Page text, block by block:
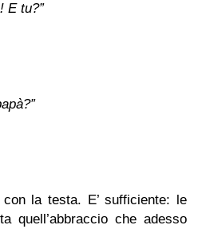
E tu?”
la testa. E’ sufficiente: le
quell’abbraccio che adesso